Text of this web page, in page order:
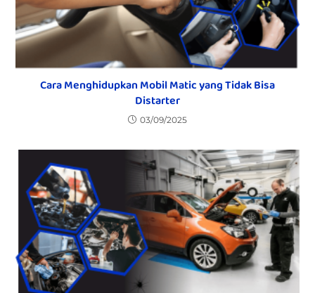
Cara Menghidupkan Mobil Matic yang Tidak Bisa
Distarter
03/09/2025